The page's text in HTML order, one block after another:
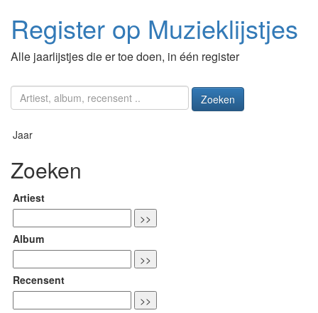
Register op Muzieklijstjes
Alle jaarlijstjes die er toe doen, in één register
Zoeken
Jaar
Zoeken
Artiest
Album
Recensent